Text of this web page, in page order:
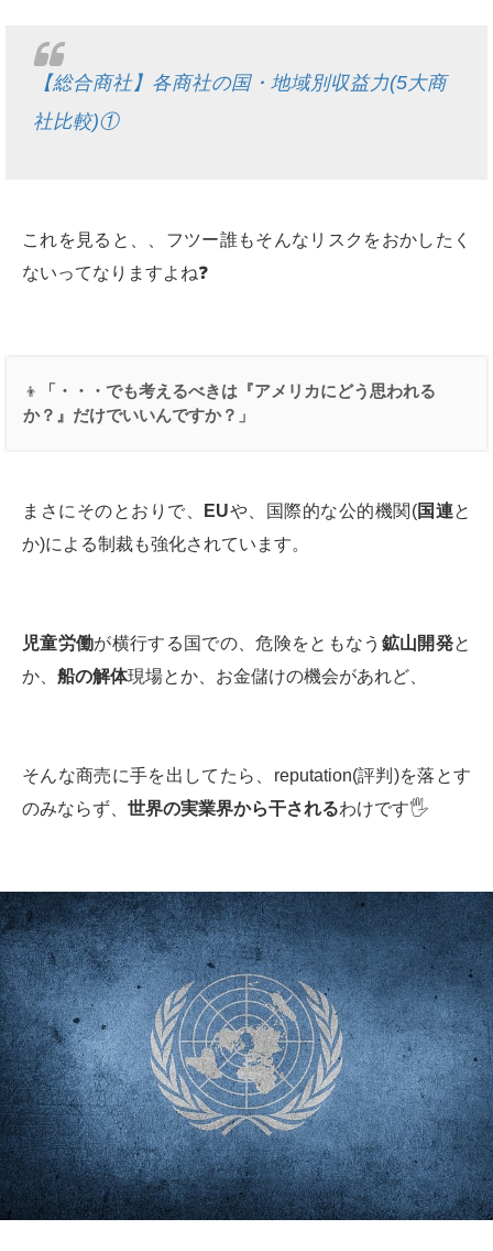
【総合商社】各商社の国・地域別収益力(5大商
社比較)①
これを見ると、、フツー誰もそんなリスクをおかしたく
ないってなりますよね❓
👦
「・・・でも考えるべきは『アメリカにどう思われる
か？』だけでいいんですか？」
まさにそのとおりで、 EUや、国際的な公的機関(国連と
か)による制裁も強化されています。
児童労働が横行する国での、危険をともなう 鉱山開発と
か、 船の解体現場とか、お金儲けの機会があれど、
そんな商売に手を出してたら、reputation(評判)を落とす
のみならず、 世界の実業界から干されるわけです🖐